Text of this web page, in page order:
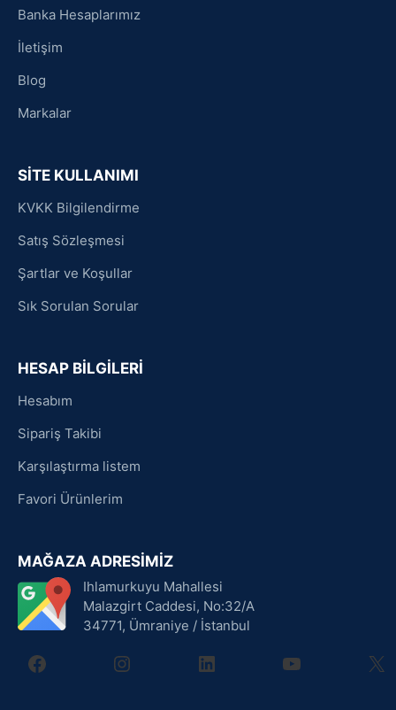
Banka Hesaplarımız
İletişim
Blog
Markalar
SİTE KULLANIMI
KVKK Bilgilendirme
Satış Sözleşmesi
Şartlar ve Koşullar
Sık Sorulan Sorular
HESAP BİLGİLERİ
Hesabım
Sipariş Takibi
Karşılaştırma listem
Favori Ürünlerim
MAĞAZA ADRESİMİZ
Ihlamurkuyu Mahallesi
Malazgirt Caddesi, No:32/A
34771, Ümraniye / İstanbul
facebookinstagramlinkedin youtube X